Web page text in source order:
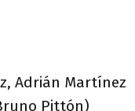
Adrián Martínez
Pittón)